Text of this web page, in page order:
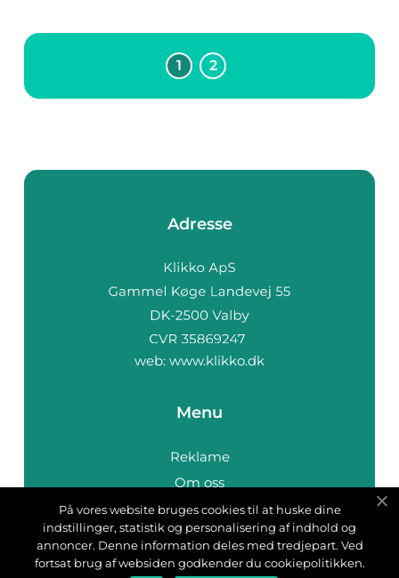
1 2
Adresse
web: www.klikko.dk
Menu
Reklame
Om oss
Cookies
Kontakt Oss
Sitemap
På vores website bruges cookies til at huske dine
indstillinger, statistik og personalisering af indhold og
annoncer. Denne information deles med tredjepart. Ved
fortsat brug af websiden godkender du cookiepolitikken.